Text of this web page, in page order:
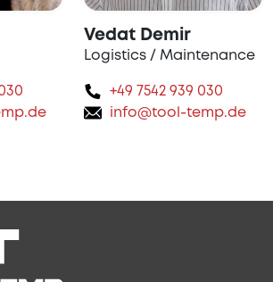
Vedat Demir
Logistics / Maintenance
+49 7542 939 030
info@tool-temp.de